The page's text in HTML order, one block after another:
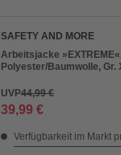
SAFETY AND MORE
Arbeitsjacke
Polyester/Baumwolle, Gr.
UVP44,99 €
39,99 €
Verfügbarkeit im Markt